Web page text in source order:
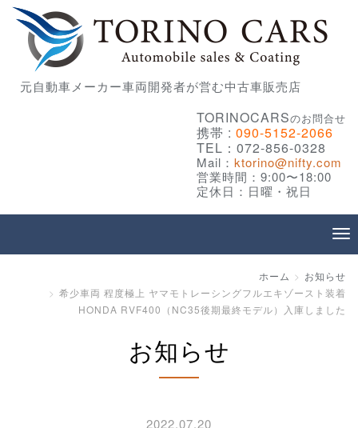
元自動車メーカー車両開発者が営む中古車販売店
TORINOCARSのお問合せ
携帯 : 090-5152-2066
TEL：072-856-0328
Mail： ktorino@nifty.com
営業時間：9:00〜18:00
定休日：日曜・祝日
ホーム
お知らせ
希少車両 程度極上 ヤマモトレーシングフルエキゾースト装着
HONDA RVF400（NC35後期最終モデル）入庫しました
お知らせ
2022.07.20